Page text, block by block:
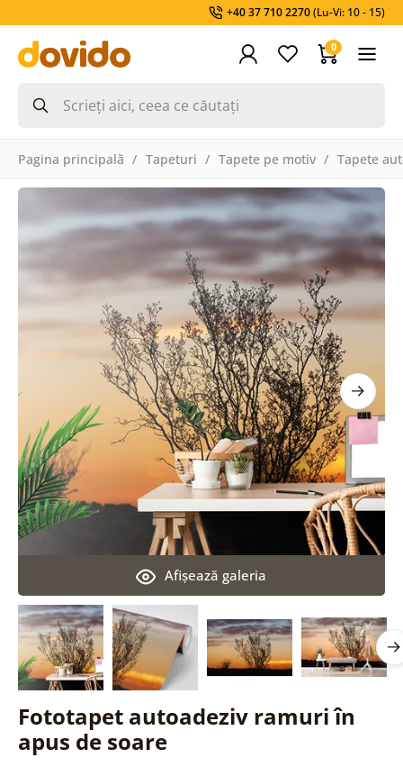
+40 37 710 2270(Lu-Vi: 10 - 15)
0
Pagina principală Tapeturi Tapete pe motiv Tapete
Fototapet autoadeziv ramuri în
apus de soare
Afişează galeria